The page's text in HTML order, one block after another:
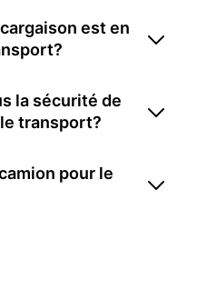
est en
la sécurité de
transport?
pour le